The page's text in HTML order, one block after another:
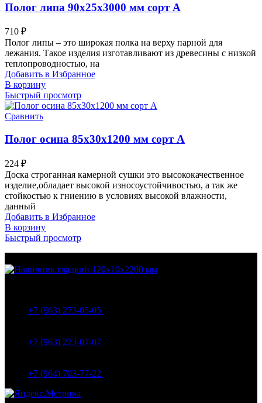
Полог липа 90х25х3000 мм сорт А
710 ₽
Полог липы – это широкая полка на верху парной для
лежания. Такое изделия изготавливают из древесины с низкой
теплопроводностью, на
Добавить в Избранное
В корзину
Быстрый просмотр
Сравнить
Полог осина 85х30х1200 мм сорт А
224 ₽
Доска строганная камерной сушки это высококачественное
изделие,обладает высокой износоустойчивостью, а так же
стойкостью к гниению в условиях высокой влажности,
данный
Добавить в Избранное
В корзину
Быстрый просмотр
+7 (963) 273-05-05
+7 (963) 273-07-07
+7 (964) 703-77-22